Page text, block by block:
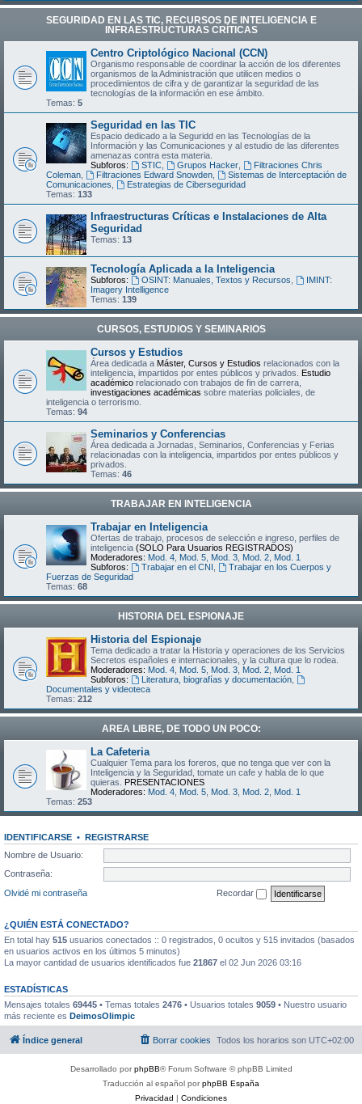
SEGURIDAD EN LAS TIC, RECURSOS DE INTELIGENCIA E
INFRAESTRUCTURAS CRÍTICAS
Centro Criptológico Nacional (CCN)
Organismo responsable de coordinar la acción de los diferentes
organismos de la Administración que utilicen medios o
procedimientos de cifra y de garantizar la seguridad de las
tecnologías de la información en ese ámbito.
Temas: 5
Seguridad en las TIC
Espacio dedicado a la Seguridd en las Tecnologías de la
Información y las Comunicaciones y al estudio de las diferentes
amenazas contra esta materia.
Subforos:
STIC, Grupos Hacker,
Filtraciones Chris
Coleman
Filtraciones Edward Snowden,
Sistemas de Interceptación de
Comunicaciones
Estrategias de Ciberseguridad
Temas: 133
Infraestructuras Críticas e Instalaciones de Alta
Seguridad
Temas: 13
Tecnología Aplicada a la Inteligencia
Subforos: OSINT: Manuales, Textos y Recursos
IMINT:
Imagery Intelligence
Temas: 139
CURSOS, ESTUDIOS Y SEMINARIOS
Cursos y Estudios
Área dedicada a Máster, Cursos y Estudios relacionados con la
inteligencia, impartidos por entes públicos y privados. Estudio
académico relacionado con trabajos de fin de carrera,
investigaciones académicas sobre materias policiales, de
inteligencia o terrorismo.
Temas: 94
Seminarios y Conferencias
Área dedicada a Jornadas, Seminarios, Conferencias y Ferias
relacionadas con la inteligencia, impartidos por entes públicos y
privados.
Temas: 46
TRABAJAR EN INTELIGENCIA
Trabajar en Inteligencia
Ofertas de trabajo, procesos de selección e ingreso, perfiles de
inteligencia (SOLO Para Usuarios REGISTRADOS)
Moderadores: Mod. 4 Mod. 5 Mod. 3 Mod. 2 Mod. 1
Subforos:
Trabajar en el CNI
Trabajar en los Cuerpos y
Fuerzas de Seguridad
Temas: 68
HISTORIA DEL ESPIONAJE
Historia del Espionaje
Tema dedicado a tratar la Historia y operaciones de los Servicios
Secretos españoles e internacionales, y la cultura que lo rodea.
Moderadores: Mod. 4 Mod. 5 Mod. 3 Mod. 2 Mod. 1
Subforos:
Literatura, biografías y documentación,
Documentales y videoteca
Temas: 212
AREA LIBRE, DE TODO UN POCO:
La Cafeteria
Cualquier Tema para los foreros, que no tenga que ver con la
Inteligencia y la Seguridad, tomate un cafe y habla de lo que
quieras. PRESENTACIONES
Moderadores: Mod. 4 Mod. 5 Mod. 3 Mod. 2 Mod. 1
Temas: 253
IDENTIFICARSE • REGISTRARSE
Nombre de Usuario:
Contraseña:
Olvidé mi contraseña
Recordar
¿QUIÉN ESTÁ CONECTADO?
En total hay 515 usuarios conectados :: 0 registrados, 0 ocultos y 515 invitados (basados
en usuarios activos en los últimos 5 minutos)
La mayor cantidad de usuarios identificados fue 21867 el 02 Jun 2026 03:16
ESTADÍSTICAS
Mensajes totales 69445 • Temas totales 2476 • Usuarios totales 9059 • Nuestro usuario
más reciente es DeimosOlimpic
Índice general Todos los horarios son UTC+02:00
Borrar cookies
Desarrollado porphpBB® Forum Software © phpBB Limited
Traducción al español porphpBB España
Privacidad | Condiciones